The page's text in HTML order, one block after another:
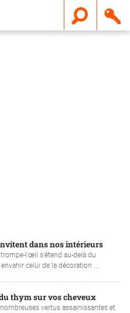
dans nos intérieurs
l'œil s'étend au-delà du
celui de la décoration ...
thym sur vos cheveux
vertus assainissantes et